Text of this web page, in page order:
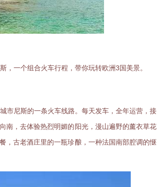
，一个组合火车行程，带你玩转欧洲3国美景。
市尼斯的一条火车线路。每天发车，全年运营，接
南，去体验热烈明媚的阳光，漫山遍野的薰衣草花
，古老酒庄里的一瓶珍酿，一种法国南部腔调的惬